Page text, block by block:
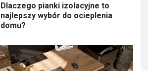
Dlaczego pianki izolacyjne to
najlepszy wybór do ocieplenia
domu?